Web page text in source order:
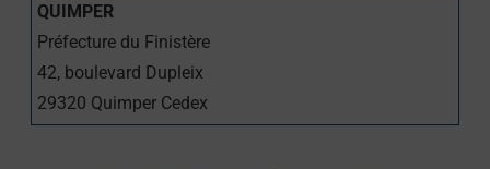
QUIMPER
Préfecture du Finistère
42, boulevard Dupleix
29320 Quimper Cedex